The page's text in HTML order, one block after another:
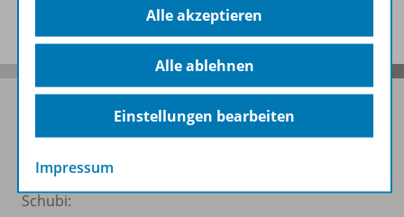
Schubi:
Alle akzeptieren
Alle ablehnen
Einstellungen bearbeiten
Impressum